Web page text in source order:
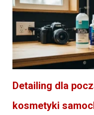
Detailing dla
kosmetyki